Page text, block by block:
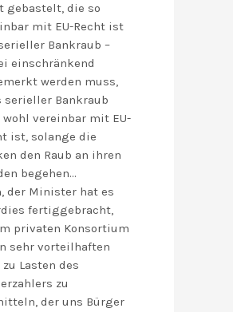
gebastelt, die so
mit EU-Recht ist
Bankraub –
einschränkend
werden muss,
serieller Bankraub
wohl vereinbar mit EU-
ist, solange die
den Raub an ihren
begehen…
der Minister hat es
fertiggebracht,
privaten Konsortium
sehr vorteilhaften
zu Lasten des
zu
der uns Bürger